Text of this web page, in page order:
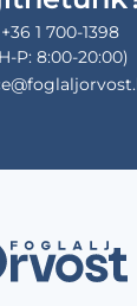
+36 1 700-1398
P: 8:00-20:00)